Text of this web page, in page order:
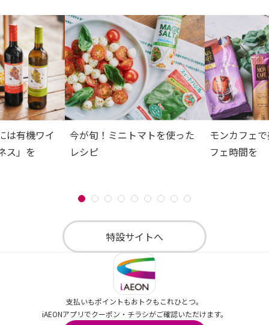
は有機ワイ
ス」を
今が旬！ミニトマトを使った
レシピ
モンカフェ
フェ時間を
特設サイトへ
支払いもポイントもおトクもこれひとつ。
iAEONアプリでクーポン・チラシがご確認いただけます。